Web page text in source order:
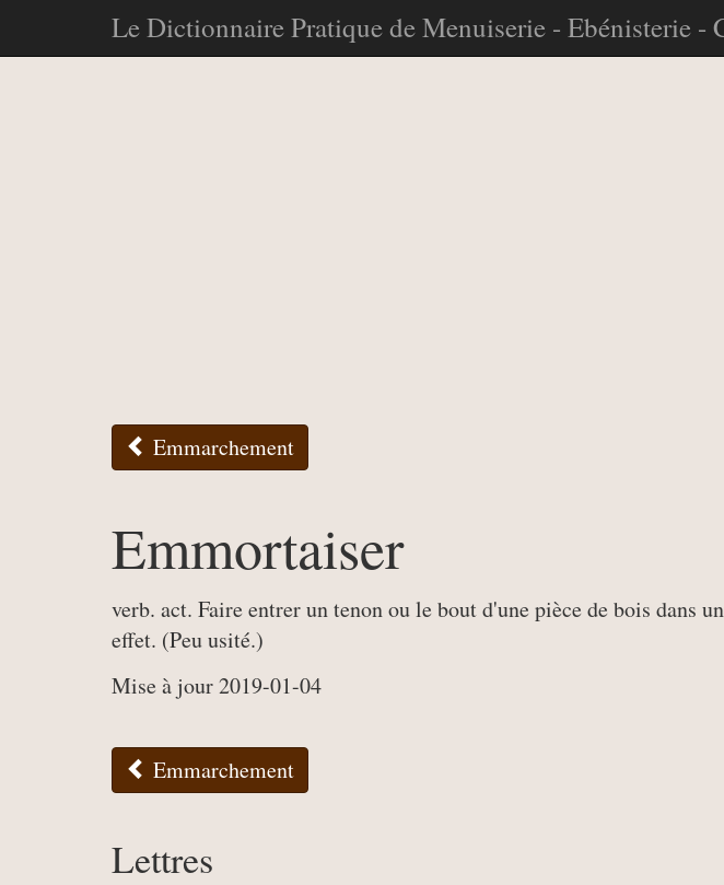
Le Dictionnaire Pratique de Menuiserie - Ebénisterie -
Emmarchement
Emmortaiser
verb. act. Faire entrer un tenon ou le bout d'une pièce de bois dans
effet. (Peu usité.)
Mise à jour 2019-01-04
Emmarchement
Lettres